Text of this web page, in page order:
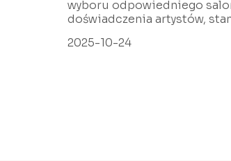
wyboru odpowiedniego
doświadczenia artystów,
2025-10-24